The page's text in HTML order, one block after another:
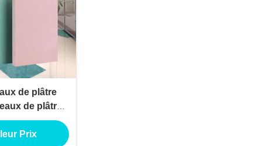
de plâtre
de plâtre
résistance à
Prix